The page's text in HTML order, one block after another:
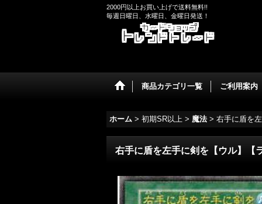
2000円以上お買い上げで送料無料!!
毎週日曜日、水曜日、金曜日発送！
商品カテゴリ一覧 ご利用案内
ホーム > 初期SR以上 > 魔法 > 右手に盾を
右手に盾を左手に剣を【ウル】【